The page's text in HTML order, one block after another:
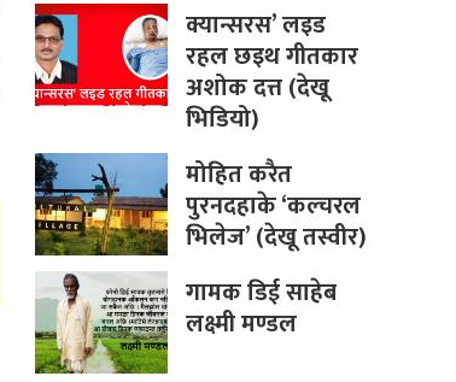
क्यान्सरस’ लइड
रहल छइथ गीतकार
अशोक दत्त (देखू
भिडियो)
मोहित करैत
पुरनदहाके ‘कल्चरल
भिलेज’ (देखू तस्वीर)
गामक डिई साहेब
लक्ष्मी मण्डल